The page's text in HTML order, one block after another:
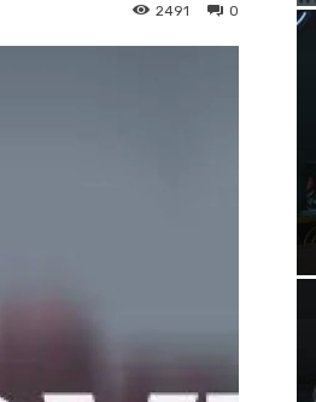
0
2491